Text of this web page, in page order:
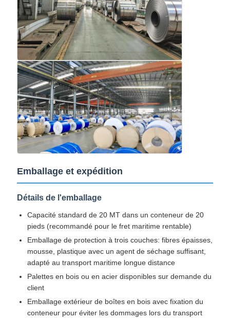
Emballage et expédition
Détails de l'emballage
Capacité standard de 20 MT dans un conteneur de 20
pieds (recommandé pour le fret maritime rentable)
Emballage de protection à trois couches: fibres épaisses,
mousse, plastique avec un agent de séchage suffisant,
adapté au transport maritime longue distance
Palettes en bois ou en acier disponibles sur demande du
client
Emballage extérieur de boîtes en bois avec fixation du
conteneur pour éviter les dommages lors du transport